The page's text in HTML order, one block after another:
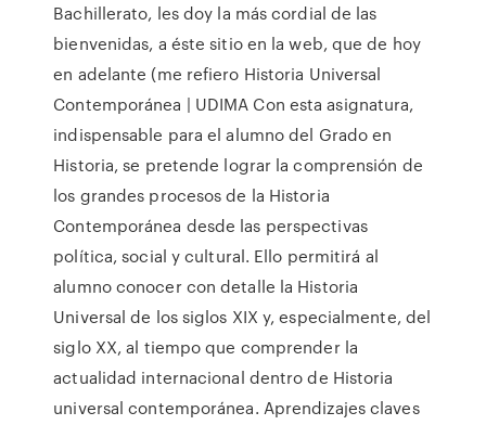
Bachillerato, les doy la más cordial de las
bienvenidas, a éste sitio en la web, que de hoy
en adelante (me refiero Historia Universal
Contemporánea | UDIMA Con esta asignatura,
indispensable para el alumno del Grado en
Historia, se pretende lograr la comprensión de
los grandes procesos de la Historia
Contemporánea desde las perspectivas
política, social y cultural. Ello permitirá al
alumno conocer con detalle la Historia
Universal de los siglos XIX y, especialmente, del
siglo XX, al tiempo que comprender la
actualidad internacional dentro de Historia
universal contemporánea. Aprendizajes claves